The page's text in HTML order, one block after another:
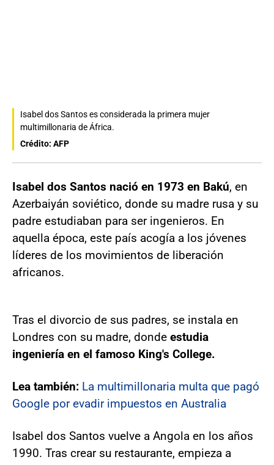
Isabel dos Santos es considerada la primera mujer
multimillonaria de África.
Crédito: AFP
Isabel dos Santos nació en 1973 en Bakú, en
Azerbaiyán soviético, donde su madre rusa y su
padre estudiaban para ser ingenieros. En
aquella época, este país acogía a los jóvenes
líderes de los movimientos de liberación
africanos.
Tras el divorcio de sus padres, se instala en
Londres con su madre, donde estudia
ingeniería en el famoso King's College.
Lea también: La multimillonaria multa que pagó
Google por evadir impuestos en Australia
Isabel dos Santos vuelve a Angola en los años
1990. Tras crear su restaurante, empieza a